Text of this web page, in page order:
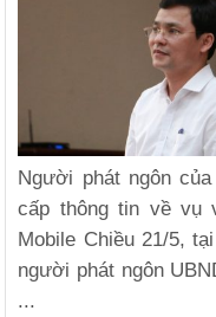
Người phát ngôn
cấp thông tin về vụ
Mobile Chiều 21/5,
người phát ngôn
...